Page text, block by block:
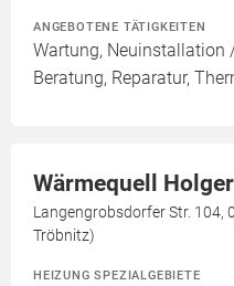
ANGEBOTENE TÄTIGKEITEN
Wartung, Neuinstallation
Beratung, Reparatur,
Wärmequell
Langengrobsdorfer Str. 104,
Tröbnitz)
HEIZUNG SPEZIALGEBIETE